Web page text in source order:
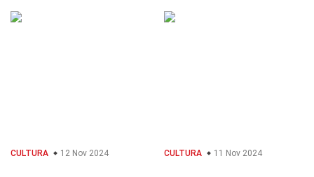
CULTURA 12 Nov 2024 CULTURA 11 Nov 2024